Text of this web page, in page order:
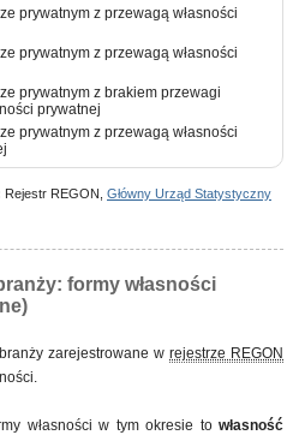
prywatnym z przewagą własności
prywatnym z przewagą własności
prywatnym z brakiem przewagi
prywatnej
prywatnym z przewagą własności
Rejestr REGON, Główny Urząd Statystyczny
formy własności
zarejestrowane wrejestrze REGON
własności w tym okresie to własność